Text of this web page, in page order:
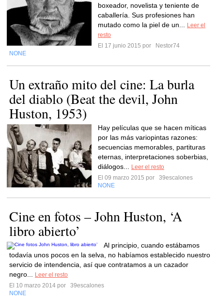
boxeador, novelista y teniente de
caballería. Sus profesiones han
mutado como la piel de un...
Leer el
resto
El 17 junio 2015 por
Nestor74
NONE
Un extraño mito del cine: La burla
del diablo (Beat the devil, John
Huston, 1953)
Hay películas que se hacen míticas
por las más variopintas razones:
secuencias memorables, partituras
eternas, interpretaciones soberbias,
diálogos...
Leer el resto
El 09 marzo 2015 por
39escalones
NONE
Cine en fotos – John Huston, ‘A
libro abierto’
Al principio, cuando estábamos
todavía unos pocos en la selva, no habíamos establecido nuestro
servicio de intendencia, así que contratamos a un cazador
negro...
Leer el resto
El 10 marzo 2014 por
39escalones
NONE